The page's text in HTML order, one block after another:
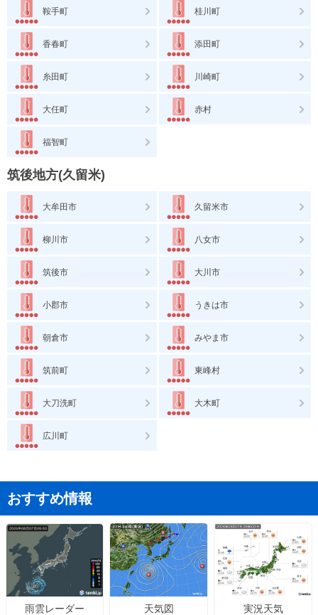
鞍手町 桂川町
香春町 添田町
糸田町 川崎町
大任町 赤村
福智町
筑後地方(久留米)
大牟田市 久留米市
柳川市 八女市
筑後市 大川市
小郡市 うきは市
朝倉市 みやま市
筑前町 東峰村
大刀洗町 大木町
広川町
おすすめ情報
雨雲レーダー 天気図 実況天気